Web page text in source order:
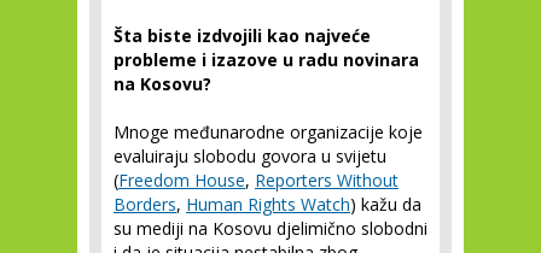
Šta biste izdvojili kao najveće
probleme i izazove u radu novinara
na Kosovu?
Mnoge međunarodne organizacije koje
evaluiraju slobodu govora u svijetu
(Freedom House, Reporters Without
Borders, Human Rights Watch) kažu da
su mediji na Kosovu djelimično slobodni